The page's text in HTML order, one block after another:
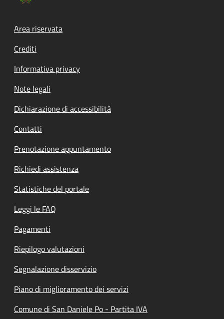
Footer menu
Area riservata
Crediti
Informativa privacy
Note legali
Dichiarazione di accessibilità
Contatti
Prenotazione appuntamento
Richiedi assistenza
Statistiche del portale
Leggi le FAQ
Pagamenti
Riepilogo valutazioni
Segnalazione disservizio
Piano di miglioramento dei servizi
Comune di San Daniele Po - Partita IVA